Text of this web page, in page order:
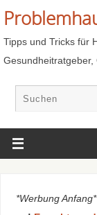
Tipps und Tricks für
*Werbung Anfang*